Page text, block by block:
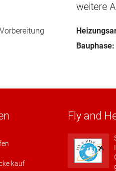
weitere
Bauphase:
kauf
Fly and